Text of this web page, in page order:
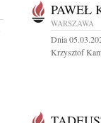
PAWEŁ
WARSZAWA
Dnia
Krzysztof